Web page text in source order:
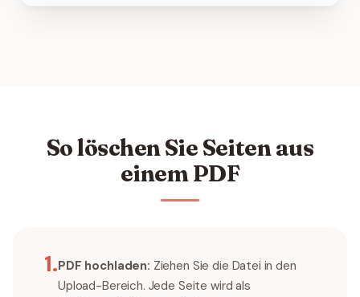
So löschen Sie Seiten aus
einem PDF
1.PDF hochladen: Ziehen Sie die Datei in den
Upload-Bereich. Jede Seite wird als